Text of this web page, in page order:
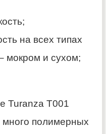
на всех типах
мокром и сухом;
Turanza T001
много полимерных